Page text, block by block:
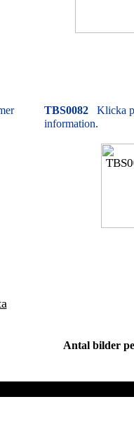
TBS0082
Klicka
information.
Antal bilder